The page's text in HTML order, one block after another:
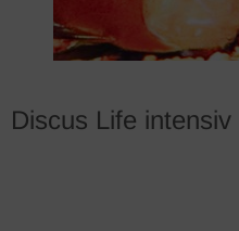
Discus Life